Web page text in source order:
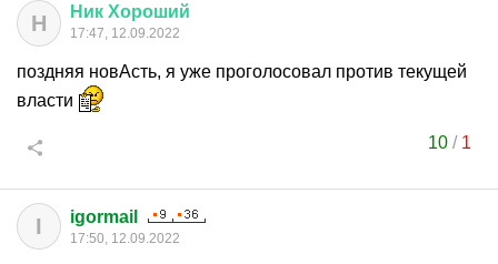
Н Ник Хороший
17:47, 12.09.2022
поздняя новАсть, я уже проголосовал против текущей
власти
10 / 1
I igormail
17:50, 12.09.2022